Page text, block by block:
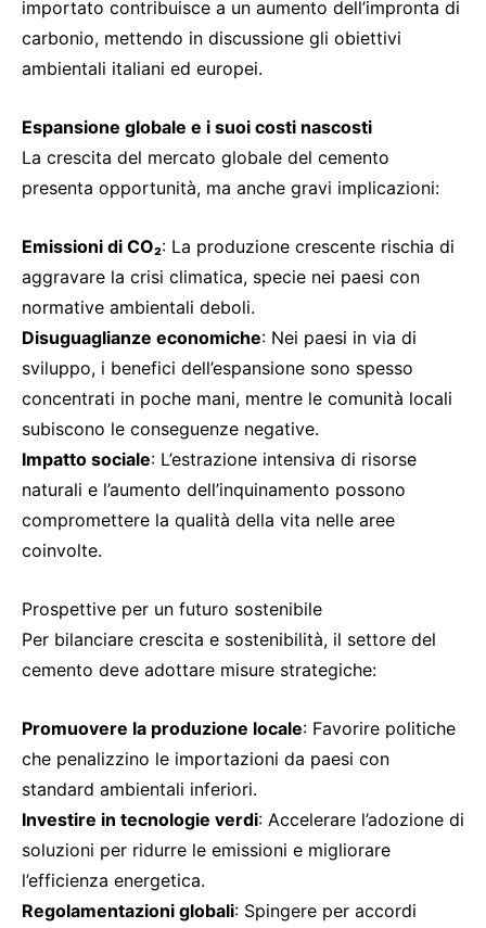
importato contribuisce a un aumento dell’impronta di
carbonio, mettendo in discussione gli obiettivi
ambientali italiani ed europei.
Espansione globale e i suoi costi nascosti
La crescita del mercato globale del cemento
presenta opportunità, ma anche gravi implicazioni:
Emissioni di CO₂: La produzione crescente rischia di
aggravare la crisi climatica, specie nei paesi con
normative ambientali deboli.
Disuguaglianze economiche: Nei paesi in via di
sviluppo, i benefici dell’espansione sono spesso
concentrati in poche mani, mentre le comunità locali
subiscono le conseguenze negative.
Impatto sociale: L’estrazione intensiva di risorse
naturali e l’aumento dell’inquinamento possono
compromettere la qualità della vita nelle aree
coinvolte.
Prospettive per un futuro sostenibile
Per bilanciare crescita e sostenibilità, il settore del
cemento deve adottare misure strategiche:
Promuovere la produzione locale: Favorire politiche
che penalizzino le importazioni da paesi con
standard ambientali inferiori.
Investire in tecnologie verdi: Accelerare l’adozione di
soluzioni per ridurre le emissioni e migliorare
l’efficienza energetica.
Regolamentazioni globali: Spingere per accordi